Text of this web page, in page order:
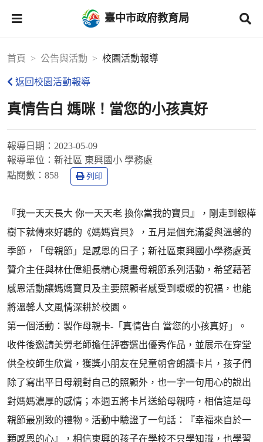
臺中市政府教育局
首頁 公告與活動 校園活動報導
返回校園活動報導
真情告白 媽咪！當您的小孩真好
報導日期： 2023-05-09
報導單位： 新社區 東興國小 學務處
點閱數： 858 列印
『我一天天長大 你一天天老 換你當我的寶貝』，剛走到銀樺
樹下就傳來好聽的《媽媽寶貝》，五月是個充滿愛與溫馨的
季節，「母親節」是感恩的日子；新社區東興國小學務處黃
贊介主任與林仕偉組長精心規畫母親節系列活動，希望藉著
感恩活動讓媽媽寶貝及主要照顧者感受到暖暖的祝福，也能
將溫馨人文風情深耕於校園。
第一個活動：製作母親卡-「真情告白 當您的小孩真好」。
收件後邀請美勞老師擔任評審選出優秀作品，並展示在穿堂
供全校師生欣賞，獲獎小朋友在兒童朝會朗讀卡片，孩子們
除了寫出平日母親對自己的照顧外，也一字一句用心的說出
對媽媽濃厚的感情；本週五將卡片送給母親時，相信這是母
親節最別致的禮物。活動中驗證了一句話：『幸福來自於一
顆感恩的心』，相信東興的孩子在學校不只學知識，也學習